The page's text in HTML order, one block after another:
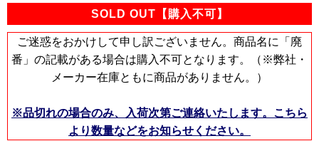
SOLD OUT【購入不可】
ご迷惑をおかけして申し訳ございません。商品名に「廃
番」の記載がある場合は購入不可となります。（※弊社・
メーカー在庫ともに商品がありません。）
※品切れの場合のみ、入荷次第ご連絡いたします。こちら
より数量などをお知らせください。